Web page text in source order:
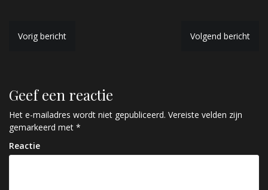
B
i
c
h
t
Vorig bericht Volgend bericht
Geef een reactie
Het e-mailadres wordt niet gepubliceerd. Vereiste velden zijn
gemarkeerd met *
Reactie